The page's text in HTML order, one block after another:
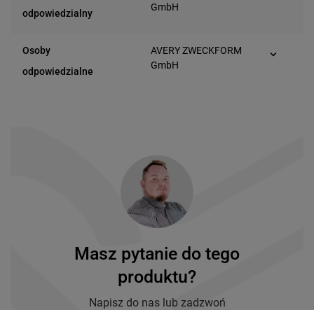
odpowiedzialny
GmbH
(Niemcy)
Osoby
odpowiedzialne
AVERY ZWECKFORM
GmbH
Masz pytanie do tego
produktu?
Napisz do nas lub zadzwoń